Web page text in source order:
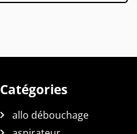
Catégories
allo débouchage